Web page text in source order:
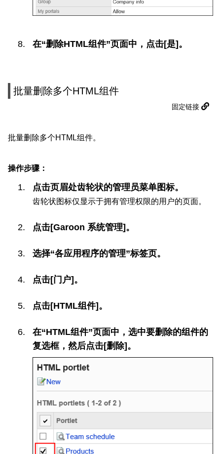
在“删除HTML组件”页面中，点击[是]。
批量删除多个HTML组件
固定链接
批量删除多个HTML组件。
操作步骤：
点击页眉处齿轮状的管理员菜单图标。
齿轮状图标仅显示于拥有管理权限的用户的页面。
点击[Garoon 系统管理]。
选择“各应用程序的管理”标签页。
点击[门户]。
点击[HTML组件]。
在“HTML组件”页面中，选中要删除的组件的
复选框，然后点击[删除]。